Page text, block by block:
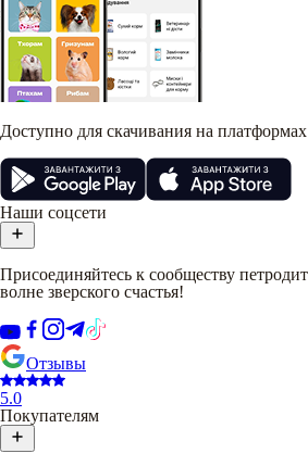
Доступно для скачивания на платформах
Наши соцсети
Присоединяйтесь к сообществу
волне зверского счастья!
Отзывы
5.0
Покупателям